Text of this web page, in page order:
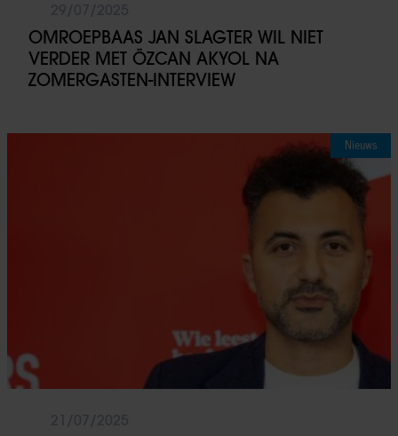
OMROEPBAAS JAN SLAGTER WIL NIET
VERDER MET ÖZCAN AKYOL NA
ZOMERGASTEN-INTERVIEW
Nieuws